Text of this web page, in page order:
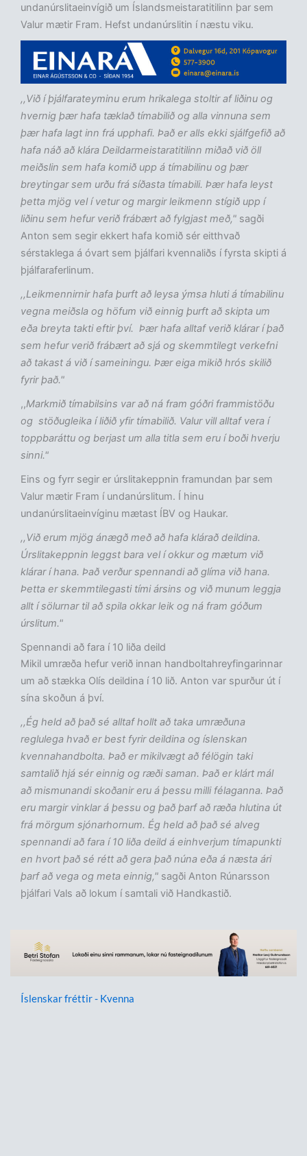
undanúrslitaeinvígið um Íslandsmeistaratitilinn þar sem
Valur mætir Fram. Hefst undanúrslitin í næstu viku.
,,Við í þjálfarateyminu erum hrikalega stoltir af liðinu og
hvernig þær hafa tæklað tímabilið og alla vinnuna sem
þær hafa lagt inn frá upphafi. Það er alls ekki sjálfgefið að
hafa náð að klára Deildarmeistaratitilinn miðað við öll
meiðslin sem hafa komið upp á tímabilinu og þær
breytingar sem urðu frá síðasta tímabili. Þær hafa leyst
þetta mjög vel í vetur og margir leikmenn stígið upp í
liðinu sem hefur verið frábært að fylgjast með," sagði
Anton sem segir ekkert hafa komið sér eitthvað
sérstaklega á óvart sem þjálfari kvennaliðs í fyrsta skipti á
þjálfaraferlinum.
,,Leikmennirnir hafa þurft að leysa ýmsa hluti á tímabilinu
vegna meiðsla og höfum við einnig þurft að skipta um
eða breyta takti eftir því. Þær hafa alltaf verið klárar í það
sem hefur verið frábært að sjá og skemmtilegt verkefni
að takast á við í sameiningu. Þær eiga mikið hrós skilið
fyrir það."
,,Markmið tímabilsins var að ná fram góðri frammistöðu
og stöðugleika í liðið yfir tímabilið. Valur vill alltaf vera í
toppbaráttu og berjast um alla titla sem eru í boði hverju
sinni."
Eins og fyrr segir er úrslitakeppnin framundan þar sem
Valur mætir Fram í undanúrslitum. Í hinu
undanúrslitaeinvíginu mætast ÍBV og Haukar.
,,Við erum mjög ánægð með að hafa klárað deildina.
Úrslitakeppnin leggst bara vel í okkur og mætum við
klárar í hana. Það verður spennandi að glíma við hana.
Þetta er skemmtilegasti tími ársins og við munum leggja
allt í sölurnar til að spila okkar leik og ná fram góðum
úrslitum."
Spennandi að fara í 10 liða deild
Mikil umræða hefur verið innan handboltahreyfingarinnar
um að stækka Olís deildina í 10 lið. Anton var spurður út í
sína skoðun á því.
,,Ég held að það sé alltaf hollt að taka umræðuna
reglulega hvað er best fyrir deildina og íslenskan
kvennahandbolta. Það er mikilvægt að félögin taki
samtalið hjá sér einnig og ræði saman. Það er klárt mál
að mismunandi skoðanir eru á þessu milli félaganna. Það
eru margir vinklar á þessu og það þarf að ræða hlutina út
frá mörgum sjónarhornum. Ég held að það sé alveg
spennandi að fara í 10 liða deild á einhverjum tímapunkti
en hvort það sé rétt að gera það núna eða á næsta ári
þarf að vega og meta einnig," sagði Anton Rúnarsson
þjálfari Vals að lokum í samtali við Handkastið.
Íslenskar fréttir - Kvenna